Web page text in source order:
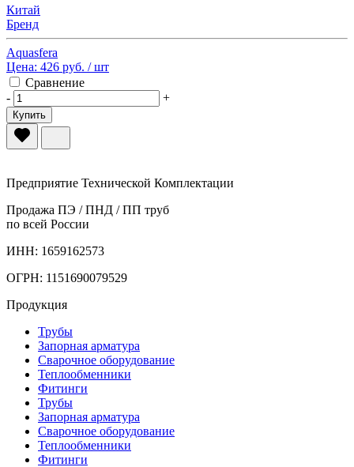
Китай
Бренд
Aquasfera
Цена: 426 руб. / шт
Сравнение
-
+
Купить
Предприятие Технической Комплектации
Продажа ПЭ / ПНД / ПП труб
по всей России
ИНН: 1659162573
ОГРН: 1151690079529
Продукция
Трубы
Запорная арматура
Сварочное оборудование
Теплообменники
Фитинги
Трубы
Запорная арматура
Сварочное оборудование
Теплообменники
Фитинги